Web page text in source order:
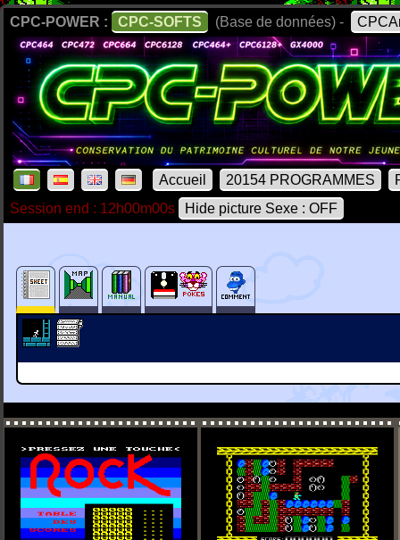
CPC-POWER : CPC-SOFTS (Base de données) -
Accueil 20154 PROGRAMMES
Session end : 12h00m00s
Hide picture Sexe : OFF